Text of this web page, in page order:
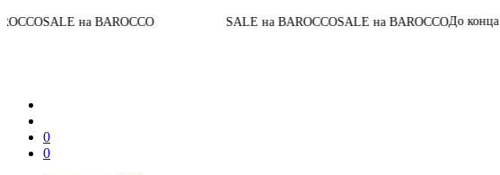
на BAROCCO SALE на BAROCCOSALE на BAROCCOДо конца акции06:02
0
0